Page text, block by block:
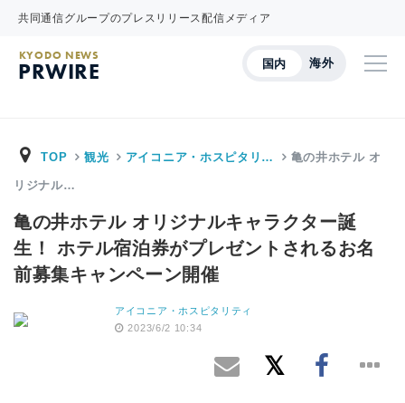
共同通信グループのプレスリリース配信メディア
国内 海外
KYODO NEWS
PRWIRE
TOP 観光 アイコニア・ホスピタリ… 亀の井ホテル オ
リジナル…
亀の井ホテル オリジナルキャラクター誕
生！ ホテル宿泊券がプレゼントされるお名
前募集キャンペーン開催
アイコニア・ホスピタリティ
2023/6/2 10:34